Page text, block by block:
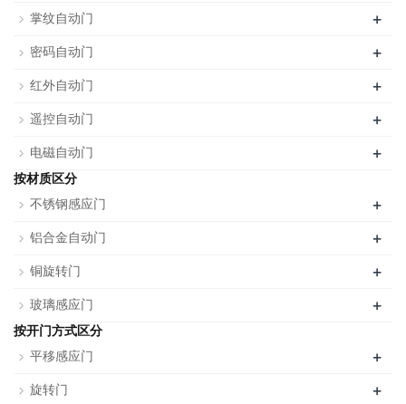
掌纹自动门 +
密码自动门 +
红外自动门 +
遥控自动门 +
电磁自动门 +
按材质区分
不锈钢感应门
+
铝合金自动门 +
铜旋转门 +
玻璃感应门 +
按开门方式区分
平移感应门
+
旋转门 +